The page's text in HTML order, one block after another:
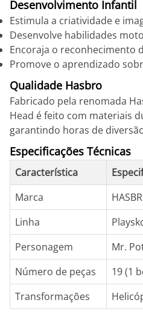
Desenvolvimento Infantil
Estimula a criatividade e
Desenvolve habilidades
Encoraja o reconhecimento
Promove o aprendizado
Qualidade Hasbro
Fabricado pela renomada
Head é feito com materiais
garantindo horas de
Especificações Técnicas
Característica
Marca
Linha
Personagem
Mr.
Número de peças
19 (1
Transformações